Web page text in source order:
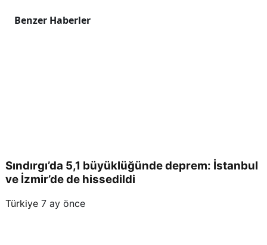
4
Benzer Haberler
Sındırgı’da 5,1 büyüklüğünde deprem: İstanbul
ve İzmir’de de hissedildi
Türkiye 7 ay önce